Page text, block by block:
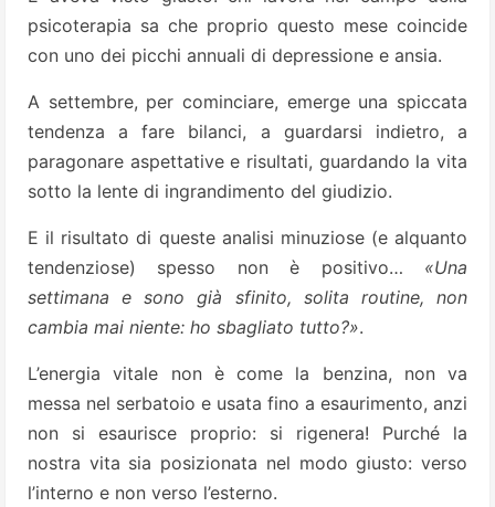
psicoterapia sa che proprio questo mese coincide
con uno dei picchi annuali di depressione e ansia.
A settembre, per cominciare, emerge una spiccata
tendenza a fare bilanci, a guardarsi indietro, a
paragonare aspettative e risultati, guardando la vita
sotto la lente di ingrandimento del giudizio.
E il risultato di queste analisi minuziose (e alquanto
tendenziose) spesso non è positivo… «Una
settimana e sono già sfinito, solita routine, non
cambia mai niente: ho sbagliato tutto?».
L’energia vitale non è come la benzina, non va
messa nel serbatoio e usata fino a esaurimento, anzi
non si esaurisce proprio: si rigenera! Purché la
nostra vita sia posizionata nel modo giusto: verso
l’interno e non verso l’esterno.